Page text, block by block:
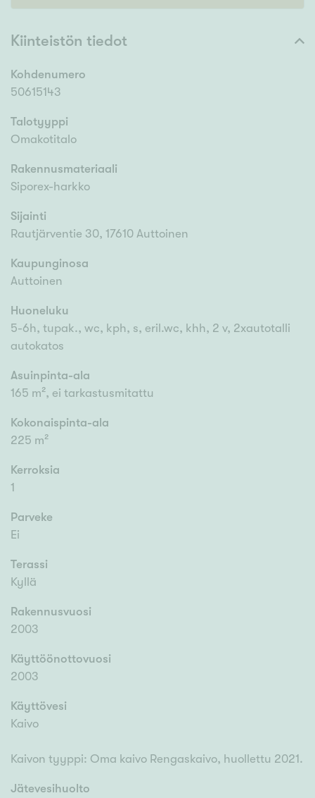
Kiinteistön tiedot
Kohdenumero
50615143
Talotyyppi
Omakotitalo
Rakennusmateriaali
Siporex-harkko
Sijainti
Rautjärventie 30, 17610 Auttoinen
Kaupunginosa
Auttoinen
Huoneluku
5-6h, tupak., wc, kph, s, eril.wc, khh, 2 v, 2xautotalli
autokatos
Asuinpinta-ala
165 m², ei tarkastusmitattu
Kokonaispinta-ala
225 m²
Kerroksia
1
Parveke
Ei
Terassi
Kyllä
Rakennusvuosi
2003
Käyttöönottovuosi
2003
Käyttövesi
Kaivo
Kaivon tyyppi: Oma kaivo Rengaskaivo, huollettu 2021.
Jätevesihuolto